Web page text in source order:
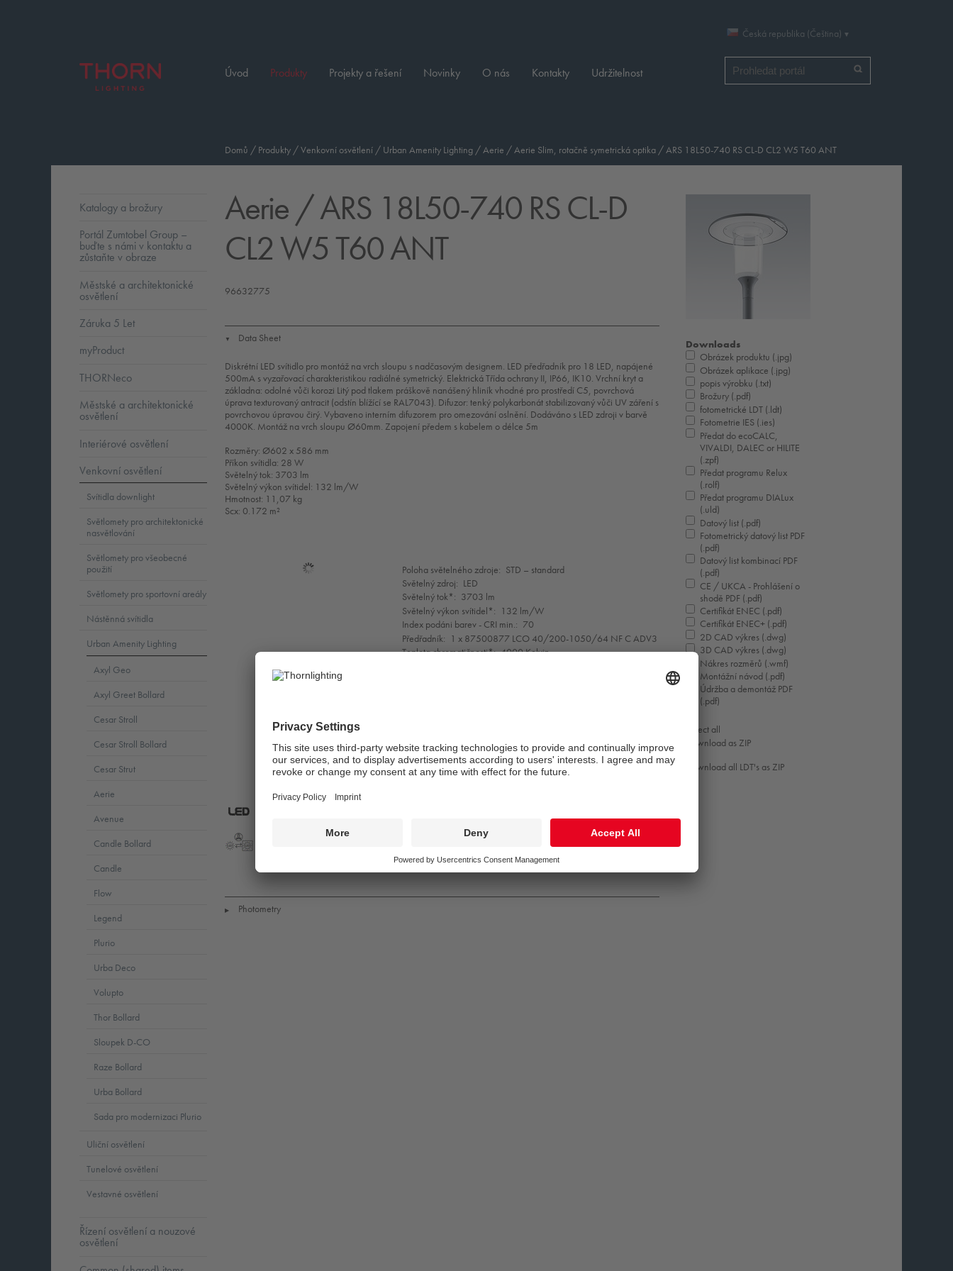
Česká republika (Čeština)
Úvod Produkty Projekty a řešení Novinky O nás Kontakty Udržitelnost
Domů / Produkty /Venkovní osvětlení / Urban Amenity Lighting /Aerie /Aerie Slim, rotačně symetrická optika /ARS 18L50-740 RS CL-D CL2 W5 T60 ANT
Downloads
Obrázek produktu (.jpg)
Obrázek aplikace (.jpg)
popis výrobku (.txt)
Brožury (.pdf)
fotometrické LDT (.ldt)
Fotometrie IES (.ies)
Předat do ecoCALC,
VIVALDI, DALEC or HILITE
(.zpf)
Předat programu Relux
(.rolf)
Předat programu DIALux
(.uld)
Datový list (.pdf)
Fotometrický datový list PDF
(.pdf)
Datový list kombinací PDF
(.pdf)
CE / UKCA - Prohlášení o
shodě PDF (.pdf)
Certifikát ENEC (.pdf)
Certifikát ENEC+ (.pdf)
2D CAD výkres (.dwg)
3D CAD výkres (.dwg)
Nákres rozměrů (.wmf)
Montážní návod (.pdf)
Údržba a demontáž PDF
(.pdf)
Select all
Download as ZIP
Download all LDT's as ZIP
Aerie / ARS 18L50-740 RS CL-D
CL2 W5 T60 ANT
96632775
▼ Data Sheet
Diskrétní LED svítidlo pro montáž na vrch sloupu s nadčasovým designem. LED předřadník pro 18 LED, napájené
500mA s vyzařovací charakteristikou radiálné symetrický. Elektrická Třída ochrany II, IP66, IK10. Vrchní kryt a
základna: odolné vůči korozi Litý pod tlakem práškově nanášený hliník vhodné pro prostředí C5, povrchová
úprava texturovaný antracit (odstín blížící se RAL7043). Difuzor: tenký polykarbonát stabilizovaný vůči UV záření s
povrchovou úpravou čirý. Vybaveno interním difuzorem pro omezování oslnění. Dodáváno s LED zdroji v barvě
4000K. Montáž na vrch sloupu Ø60mm. Zapojení předem s kabelem o délce 5m
Rozměry: Ø602 x 586 mm
Příkon svítidla: 28 W
Světelný tok: 3703 lm
Světelný výkon svítidel: 132 lm/W
Hmotnost: 11,07 kg
Scx: 0.172 m²
Mode
selection
Poloha světelného zdroje: STD – standard
Světelný zdroj: LED
Světelný tok*: 3703 lm
Světelný výkon svítidel*: 132 lm/W
Index podáni barev - CRI min.: 70
Předřadník: 1 x 87500877 LCO 40/200-1050/64 NF C ADV3
Teplota chromatičnosti*: 4000 Kelvin
Kategorie údržby CIE 97: E - Uzavřené IP5X
ENEC11ENEC11 Coastal_C5
▶ Photometry
Katalogy a brožury
Portál Zumtobel Group –
buďte s námi v kontaktu a
zůstaňte v obraze
Městské a architektonické
osvětlení
Záruka 5 Let
myProduct
THORNeco
Městské a architektonické
osvětlení
Interiérové osvětlení
Venkovní osvětlení
Svítidla downlight
Světlomety pro architektonické
nasvětlování
Světlomety pro všeobecné
použití
Světlomety pro sportovní areály
Nástěnná svítidla
Urban Amenity Lighting
Axyl Geo
Axyl Greet Bollard
Cesar Stroll
Cesar Stroll Bollard
Cesar Strut
Aerie
Avenue
Candle Bollard
Candle
Flow
Legend
Plurio
Urba Deco
Volupto
Thor Bollard
Sloupek D-CO
Raze Bollard
Urba Bollard
Sada pro modernizaci Plurio
Uliční osvětlení
Tunelové osvětlení
Vestavné osvětlení
Řízení osvětlení a nouzové
osvětlení